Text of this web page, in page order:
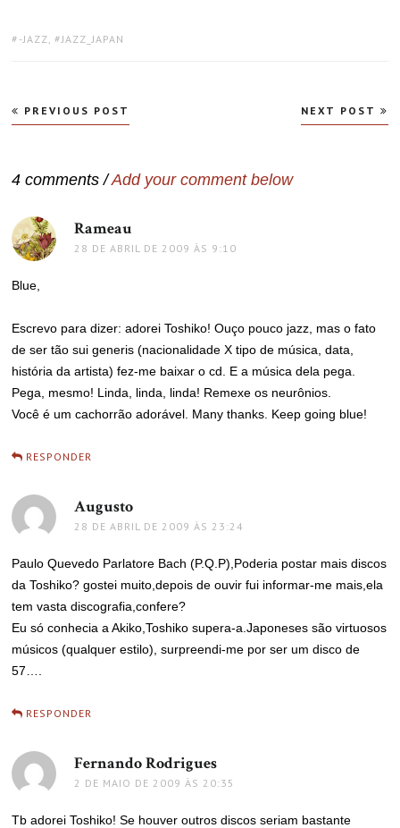
TAGS:
-JAZZ, JAZZ_JAPAN
Navegação
de
PREVIOUS POST NEXT POST
4 comments /Add your comment below
Rameau
28 DE ABRIL DE 2009 ÀS 9:10
Blue,
Escrevo para dizer: adorei Toshiko! Ouço pouco jazz, mas o fato
de ser tão sui generis (nacionalidade X tipo de música, data,
história da artista) fez-me baixar o cd. E a música dela pega.
Pega, mesmo! Linda, linda, linda! Remexe os neurônios.
Você é um cachorrão adorável. Many thanks. Keep going blue!
RESPONDER
Augusto
28 DE ABRIL DE 2009 ÀS 23:24
Paulo Quevedo Parlatore Bach (P.Q.P),Poderia postar mais discos
da Toshiko? gostei muito,depois de ouvir fui informar-me mais,ela
tem vasta discografia,confere?
Eu só conhecia a Akiko,Toshiko supera-a.Japoneses são virtuosos
músicos (qualquer estilo), surpreendi-me por ser um disco de
57….
RESPONDER
Fernando Rodrigues
2 DE MAIO DE 2009 ÀS 20:35
Tb adorei Toshiko! Se houver outros discos seriam bastante